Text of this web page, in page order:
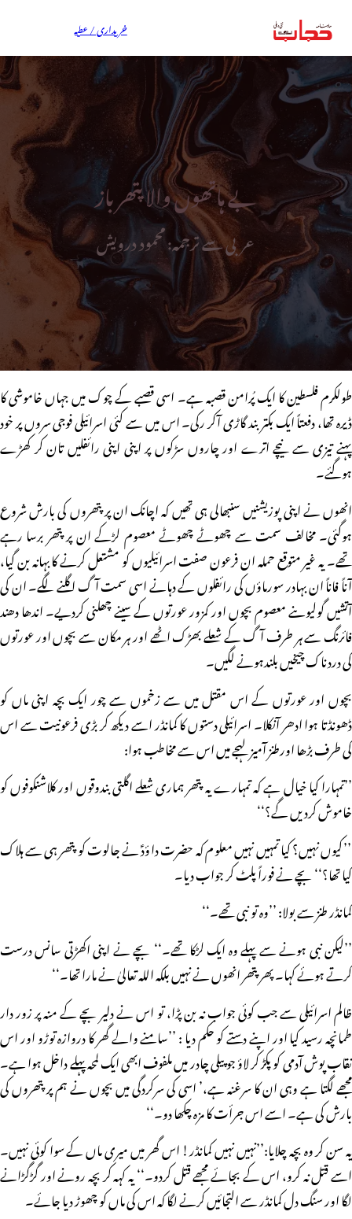
خریداری / عطیہ
بے ہاتھوں والا پتھر باز
عربی سے ترجمہ: محمود درویش
طولکرم فلسطین کا ایک پُرامن قصبہ ہے۔ اسی قصبے کے چوک میں جہاں خاموشی کا
ڈیرہ تھا، دفعتاً ایک بکتر بند گاڑی آکر رکی۔ اس میں سے کئی اسرائیلی فوجی سروں پر خود
پہنے تیزی سے نیچے اترے اور چاروں سڑکوں پر اپنی اپنی رائفلیں تان کر کھڑے
ہوگئے۔
انھوں نے اپنی پوزیشنیں سنبھالی ہی تھیں کہ اچانک ان پر پتھروں کی بارش شروع
ہوگئی۔ مخالف سمت سے چھوٹے چھوٹے معصوم لڑکے ان پر پتھر برسا رہے
تھے۔ یہ غیر متوقع حملہ ان فرعون صفت اسرائیلیوں کو مشتعل کرنے کا بہانہ بن گیا،
آناً فاناً ان بہادر سورماؤں کی رائفلوں کے دہانے اسی سمت آگ اگلنے لگے۔ ان کی
آتشیں گولیوںنے معصوم بچوں اور کمزور عورتوں کے سینے چھلنی کردیے۔ اندھا دھند
فائرنگ سے ہر طرف آگ کے شعلے بھڑک اٹھے اور ہر مکان سے بچوں اور عورتوں
کی دردناک چیخیں بلندہونے لگیں۔
بچوں اور عورتوں کے اس مقتل میں سے زخموں سے چور ایک بچہ اپنی ماں کو
ڈھونڈتا ہوا ادھر آنکلا۔ اسرائیلی دستوں کا کمانڈر اسے دیکھ کر بڑی فرعونیت سے اس
کی طرف بڑھا اورطنز آمیز لہجے میں اس سے مخاطب ہوا:
’’تمہارا کیا خیال ہے کہ تمہارے یہ پتھر ہماری شعلے اگلتی بندوقوں اور کلاشنکوفوں کو
خاموش کردیں گے؟‘‘
’’کیوں نہیں؟ کیا تمہیں نہیں معلوم کہ حضرت داؤدؑ نے جالوت کو پتھر ہی سے ہلاک
کیا تھا؟‘‘ بچے نے فوراً پلٹ کر جواب دیا۔
کمانڈر طنز سے بولا: ’’وہ تو نبی تھے۔‘‘
’’لیکن نبی ہونے سے پہلے وہ ایک لڑکا تھے۔‘‘ بچے نے اپنی اکھڑتی سانس درست
کرتے ہوئے کہا۔ پھر پتھر انھوں نے نہیں بلکہ اللہ تعالیٰ نے مارا تھا۔‘‘
ظالم اسرائیلی سے جب کوئی جواب نہ بن پڑا، تو اس نے دلیر بچے کے منہ پر زور دار
طمانچہ رسید کیا اور اپنے دستے کو حکم دیا : ’’سامنے والے گھر کا دروازہ توڑو اور اس
نقاب پوش آدمی کو پکڑ کر لاؤ جو پیلی چادر میں ملفوف ابھی ایک لمحہ پہلے داخل ہوا ہے۔
مجھے لگتا ہے وہی ان کا سرغنہ ہے،’ اسی کی سرکردگی میں بچوں نے ہم پر پتھروں کی
بارش کی ہے۔ اسے اس جرأت کا مزہ چکھا دو۔‘‘
یہ سن کر وہ بچہ چلایا:’’نہیں نہیں کمانڈر! اس گھر میں میری ماں کے سوا کوئی نہیں۔
اسے قتل نہ کرو، اس کے بجائے مجھے قتل کردو۔‘‘ یہ کہہ کر بچہ رونے اور گڑگڑانے
لگا اور سنگ دل کمانڈر سے التجائیں کرنے لگا کہ اس کی ماں کو چھوڑ دیا جائے۔